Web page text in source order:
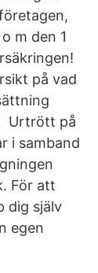
m den 1
på vad
Urtrött på
i samband
För att
dig själv
egen